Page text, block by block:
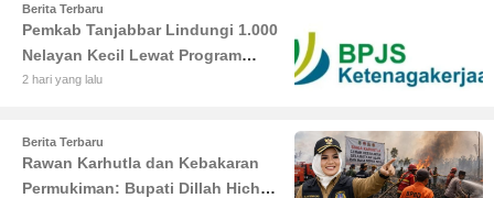
Berita Terbaru
Pemkab Tanjabbar Lindungi 1.000
Nelayan Kecil Lewat Program
BPJS Ketenagakerjaan
2 hari yang lalu
Berita Terbaru
Rawan Karhutla dan Kebakaran
Permukiman: Bupati Dillah Hich